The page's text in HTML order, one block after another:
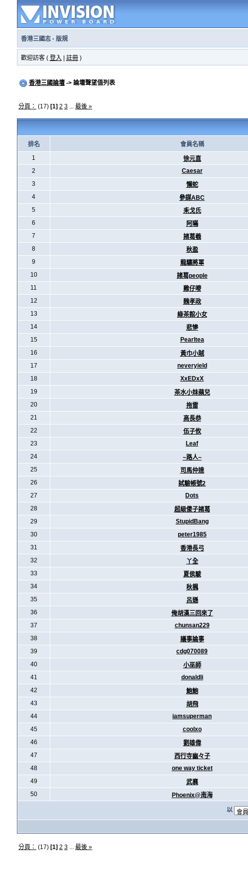
香港三國志· 版規
歡迎訪客 ( 登入 註冊)
香港三國論壇-> 論壇聲望值列表
分頁： (17) [1] 2 3... 最後 »
排名 會員名稱
1
徐元直
2
Caesar
3
懶蛇
4
參謀ABC
5
耒戈氏
6
阿暪
7
諸葛羲
8
秋盈
9
龍驤將軍
10
諸葛people
11
雞仔嘜
12
魏孝政
13
綠茶館小女
14
悲慘
15
Pearltea
16
黃巾小賊
17
neveryield
18
XxEDxX
19
茶水小妹蘋兒
20
拖雷
21
高長恭
22
伍子攸
23
Leaf
24
~路人~
25
司馬仲達
26
試驗帳號2
27
Dots
28
超級傻子諸葛
29
StupidBang
30
peter1985
31
香港長弓
32
丫全
33
夏侯駿
34
秋楓
35
呂遜
36
俺胡漢三回來了
37
chunsan229
38
議事論事
39
cdg070089
40
小巫師
41
donaldli
42
鮑鮑
43
胡飛
44
iamsuperman
45
coolxo
46
劉雄偉
47
西行寺幽々子
48
one way ticket
49
武襄
50
Phoenix@南海
以
分頁： (17) [1] 2 3... 最後 »